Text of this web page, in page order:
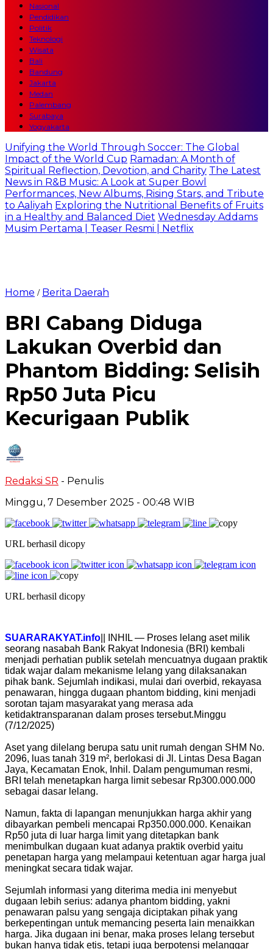
Nasional
Pendidikan
Politik
Teknologi
Wisata
Bali
Bandung
Jakarta
Medan
Palembang
Surabaya
Yogyakarta
Unifying the World Through Soccer: The Global
Impact of the World Cup Ramadan: A Month of
Spiritual Reflection, Devotion, and Charity The Latest
News in R&B Music: A Look at Super Bowl
Performances, New Albums, Rising Stars, and Tribute
to Aaliyah Exploring the Nutritional Benefits of Fruits
in a Healthy and Balanced Diet Wednesday Addams
Musim Pertama | Teaser Resmi | Netflix
Home / Berita Daerah
BRI Cabang Diduga
Lakukan Overbid dan
Phantom Bidding: Selisih
Rp50 Juta Picu
Kecurigaan Publik
Redaksi SR - Penulis
Minggu, 7 Desember 2025 - 00:48 WIB
URL berhasil dicopy
URL berhasil dicopy
SUARARAKYAT.info || INHIL — Proses lelang aset milik
seorang nasabah Bank Rakyat Indonesia (BRI) kembali
menjadi perhatian publik setelah mencuatnya dugaan praktik
tidak wajar dalam mekanisme lelang yang dilaksanakan
pihak bank. Sejumlah indikasi, mulai dari overbid, rekayasa
penawaran, hingga dugaan phantom bidding, kini menjadi
sorotan tajam masyarakat yang merasa ada
ketidaktransparanan dalam proses tersebut.Minggu
(7/12/2025)
Aset yang dilelang berupa satu unit rumah dengan SHM No.
2096, luas tanah 319 m², berlokasi di Jl. Lintas Desa Bagan
Jaya, Kecamatan Enok, Inhil. Dalam pengumuman resmi,
BRI telah menetapkan harga limit sebesar Rp300.000.000
sebagai dasar lelang.
Namun, fakta di lapangan menunjukkan harga akhir yang
dibayarkan pembeli mencapai Rp350.000.000. Kenaikan
Rp50 juta di luar harga limit yang ditetapkan bank
menimbulkan dugaan kuat adanya praktik overbid yaitu
penetapan harga yang melampaui ketentuan agar harga jual
meningkat secara tidak wajar.
Sejumlah informasi yang diterima media ini menyebut
dugaan lebih serius: adanya phantom bidding, yakni
penawaran palsu yang sengaja diciptakan pihak yang
berkepentingan untuk memancing peserta lain menaikkan
harga. Jika dugaan ini benar, maka proses lelang tersebut
bukan hanya tidak etis, tetapi juga berpotensi melanggar